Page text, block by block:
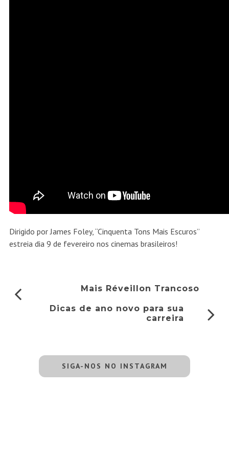
Dirigido por James Foley, “Cinquenta Tons Mais Escuros”
estreia dia 9 de fevereiro nos cinemas brasileiros!
Mais Réveillon Trancoso
Dicas de ano novo para sua
carreira
SIGA-NOS NO INSTAGRAM